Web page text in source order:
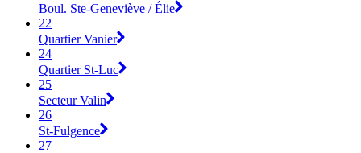
Boul. Ste-Geneviève / Élie
22
Quartier Vanier
24
Quartier St-Luc
25
Secteur Valin
26
St-Fulgence
27